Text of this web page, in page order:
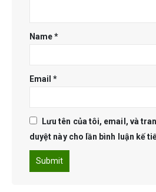
Name*
Email*
Lưu tên của tôi, email, và
duyệt này cho lần bình luận kế